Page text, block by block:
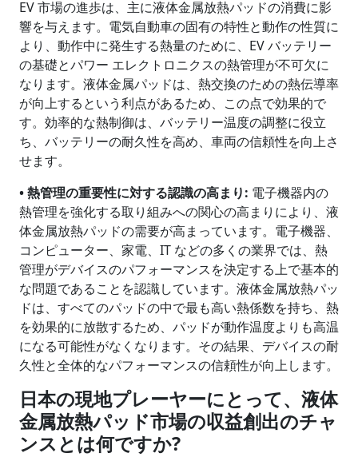
EV 市場の進歩は、主に液体金属放熱パッドの消費に影
響を与えます。電気自動車の固有の特性と動作の性質に
より、動作中に発生する熱量のために、EV バッテリー
の基礎とパワー エレクトロニクスの熱管理が不可欠に
なります。液体金属パッドは、熱交換のための熱伝導率
が向上するという利点があるため、この点で効果的で
す。効率的な熱制御は、バッテリー温度の調整に役立
ち、バッテリーの耐久性を高め、車両の信頼性を向上さ
せます。
• 熱管理の重要性に対する認識の高まり: 電子機器内の
熱管理を強化する取り組みへの関心の高まりにより、液
体金属放熱パッドの需要が高まっています。電子機器、
コンピューター、家電、IT などの多くの業界では、熱
管理がデバイスのパフォーマンスを決定する上で基本的
な問題であることを認識しています。液体金属放熱パッ
ドは、すべてのパッドの中で最も高い熱係数を持ち、熱
を効果的に放散するため、パッドが動作温度よりも高温
になる可能性がなくなります。その結果、デバイスの耐
久性と全体的なパフォーマンスの信頼性が向上します。
日本の現地プレーヤーにとって、液体
金属放熱パッド市場の収益創出のチャ
ンスとは何ですか?